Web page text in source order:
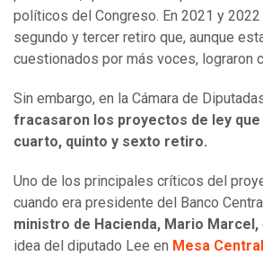
políticos del Congreso. En 2021 y
segundo y tercer retiro que, aunque
cuestionados por más voces, lograron
Sin embargo, en la Cámara de
fracasaron los proyectos de ley que
cuarto, quinto y sexto retiro.
Uno de los principales críticos del
cuando era presidente del Banco
ministro de Hacienda, Mario Marcel,
idea del diputado Lee en Mesa